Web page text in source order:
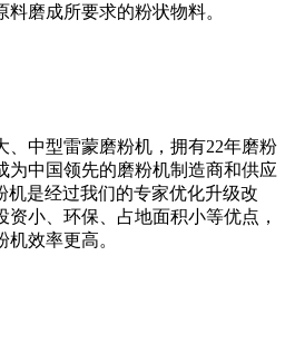
磨成所要求的粉状物料。
、中型雷蒙磨粉机，拥有22年磨粉
为中国领先的磨粉机制造商和供应
机是经过我们的专家优化升级改
资小、环保、占地面积小等优点，
效率更高。